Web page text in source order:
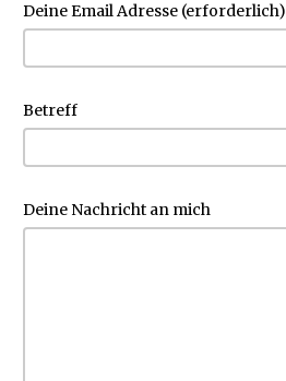
Deine Email Adresse (erforderlich)
Betreff
Deine Nachricht an mich